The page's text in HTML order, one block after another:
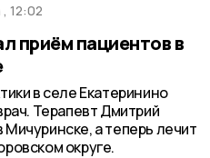
12:02
приём пациентов в
в селе Екатеринино
Терапевт Дмитрий
а теперь лечит
округе.